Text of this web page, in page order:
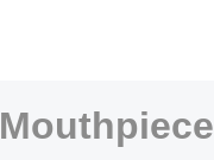
Mouthpiece